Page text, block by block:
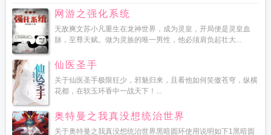
网游之强化系统
无敌爽文苏小凡重生在龙神世界，成为灵皇，开局便是灵皇血
脉，至尊天赋。做为灵族的唯一男性，他必须肩负起壮大...
仙医圣手
关于仙医圣手极限狂少，邪魅归来，且看他如何笑傲苍穹，纵横
花都，在软玉环香中一战天下！...
奥特曼之我真没想统治世界
关于奥特曼之我真没想统治世界黑暗圆环使用说明如下1黑暗圆